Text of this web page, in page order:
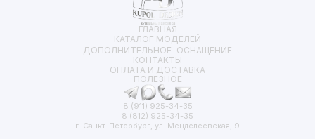
ГЛАВНАЯ
КАТАЛОГ МОДЕЛЕЙ
ДОПОЛНИТЕЛЬНОЕ ОСНАЩЕНИЕ
КОНТАКТЫ
ОПЛАТА И ДОСТАВКА
ПОЛЕЗНОЕ
8 (911) 925-34-35
8 (812) 925-34-35
г. Санкт-Петербург, ул. Менделеевская, 9